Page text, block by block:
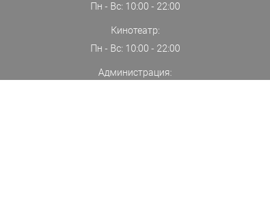
Пн - Вс: 10:00 - 22:00
Кинотеатр:
Пн - Вс: 10:00 - 22:00
Администрация: